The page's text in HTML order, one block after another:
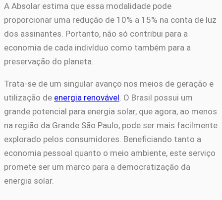
A Absolar estima que essa modalidade pode
proporcionar uma redução de 10% a 15% na conta de luz
dos assinantes. Portanto, não só contribui para a
economia de cada indivíduo como também para a
preservação do planeta.
Trata-se de um singular avanço nos meios de geração e
utilização de energia renovável . O Brasil possui um
grande potencial para energia solar, que agora, ao menos
na região da Grande São Paulo, pode ser mais facilmente
explorado pelos consumidores. Beneficiando tanto a
economia pessoal quanto o meio ambiente, este serviço
promete ser um marco para a democratização da
energia solar.